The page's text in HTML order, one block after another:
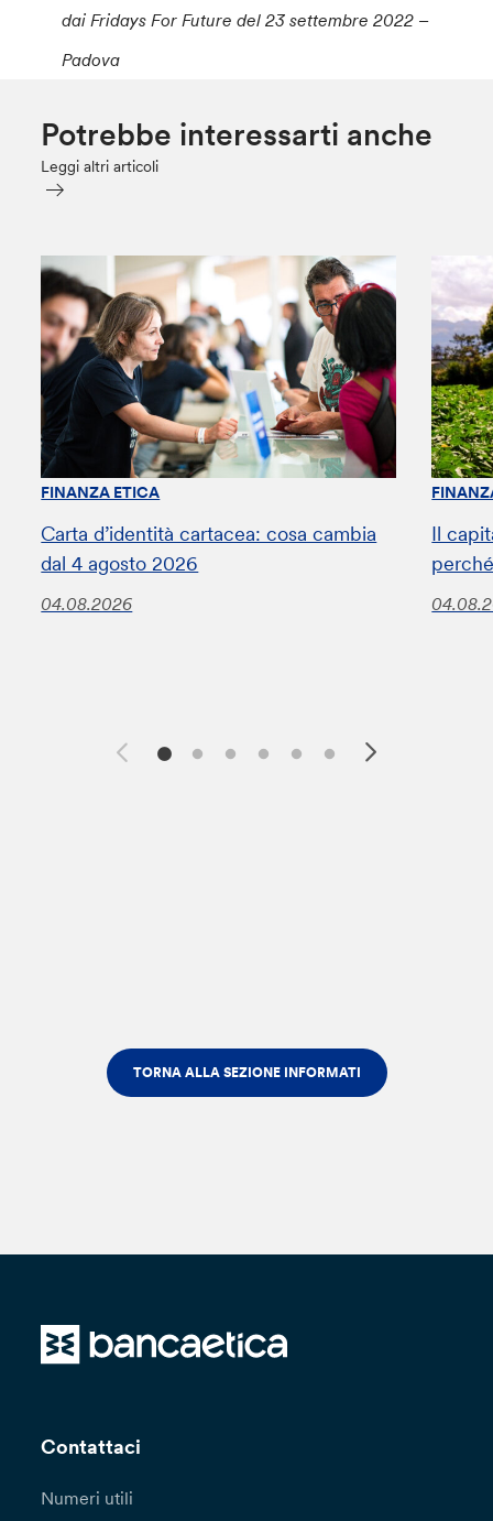
dai Fridays For Future del 23 settembre 2022 –
Padova
Potrebbe interessarti anche
Leggi altri articoli
FINANZA ETICA
Carta d’identità cartacea: cosa cambia
dal 4 agosto 2026
04.08.2026
Il
TORNA ALLA SEZIONE INFORMATI
Contattaci
Numeri utili